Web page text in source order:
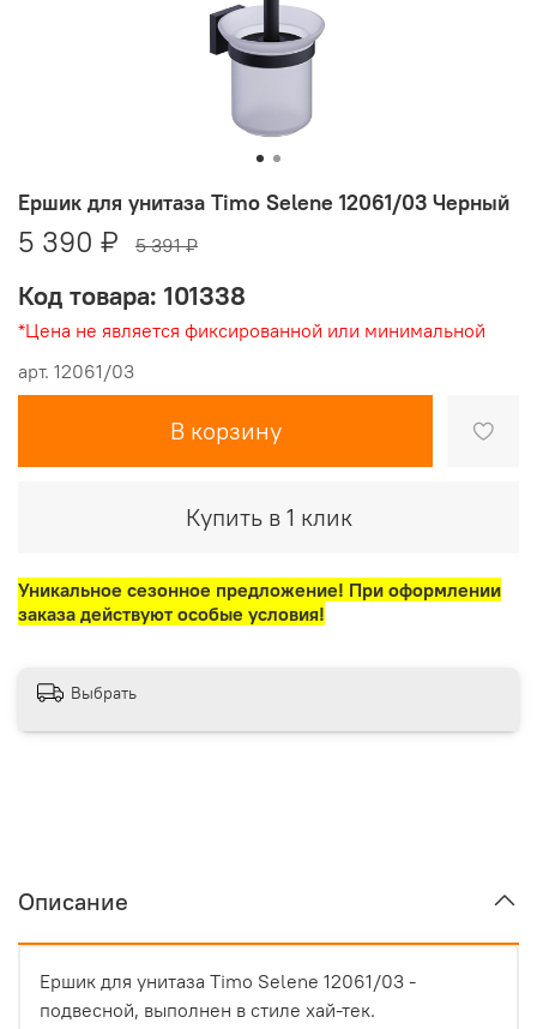
арт. 12061/03
Ершик для унитаза Timo Selene 12061/03 Черный
5 390 ₽ 5 391 ₽
Код товара: 101338
*Цена не является фиксированной или минимальной
В корзину
Купить в 1 клик
Уникальное сезонное предложение! При оформлении
заказа действуют особые условия!
Выбрать
Описание
Ершик для унитаза Timo Selene 12061/03 -
подвесной, выполнен в стиле хай-тек.